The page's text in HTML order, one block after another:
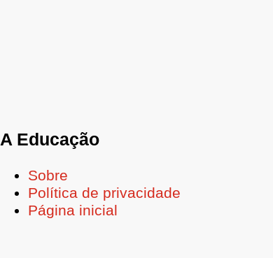
A Educação
Sobre
Política de privacidade
Página inicial